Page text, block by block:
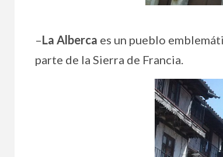
–La Alberca es un pueblo
parte de la Sierra de Francia.